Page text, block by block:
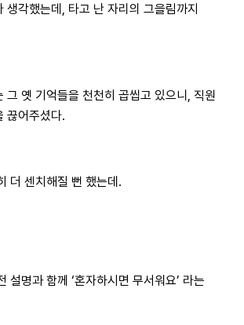
생각했는데, 타고 난 자리의 그을림까지
그 옛 기억들을 천천히 곱씹고 있으니, 직원
끊어주셨다.
더 센치해질 뻔 했는데.
설명과 함께 ‘혼자하시면 무서워요’ 라는